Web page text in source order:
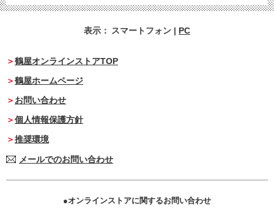
表示： スマートフォン | PC
鶴屋オンラインストアTOP
鶴屋ホームページ
お問い合わせ
個人情報保護方針
推奨環境
メールでのお問い合わせ
オンラインストアに関するお問い合わせ